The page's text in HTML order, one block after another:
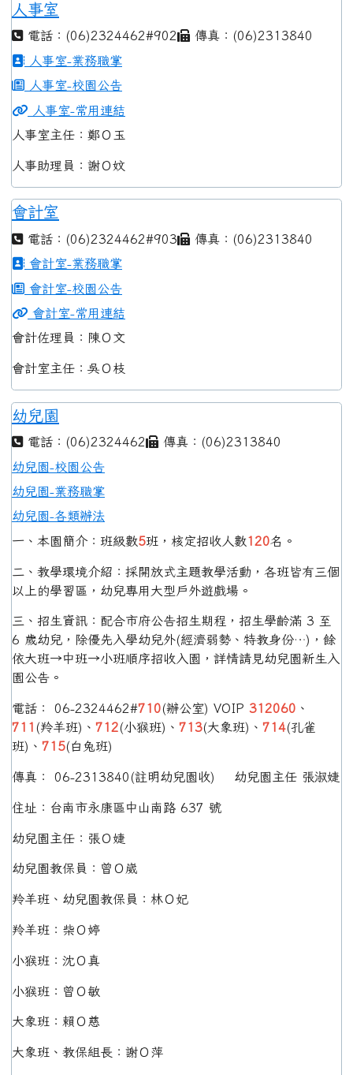
人事室
電話：(06)2324462#902
傳真：(06)2313840
人事室-業務職掌
人事室-校園公告
人事室-常用連結
人事室主任：鄭Ｏ玉
人事助理員：謝Ｏ妏
會計室
電話：(06)2324462#903
傳真：(06)2313840
會計室-業務職掌
會計室-校園公告
會計室-常用連結
會計佐理員：陳Ｏ文
會計室主任：吳Ｏ枝
幼兒園
電話：(06)2324462
傳真：(06)2313840
幼兒園-校園公告
幼兒園-業務職掌
幼兒園-各類辦法
一、本園簡介：班級數5班，核定招收人數120名。
二、教學環境介紹：採開放式主題教學活動，各班皆有三個
以上的學習區，幼兒專用大型戶外遊戲場。
三、招生資訊：配合市府公告招生期程，招生學齡滿 3 至
6 歲幼兒，除優先入學幼兒外(經濟弱勢、特教身份…)，餘
依大班→中班→小班順序招收入園，詳情請見幼兒園新生入
園公告。
電話： 06-2324462#710(辦公室) VOIP 312060 、
711 (羚羊班)、 712(小猴班)、 713(大象班)、 714(孔雀
班)、 715(白兔班)
傳真： 06-2313840(註明幼兒園收) 幼兒園主任 張淑婕
住址：台南市永康區中山南路 637 號
幼兒園主任：張Ｏ婕
幼兒園教保員：曾Ｏ崴
羚羊班、幼兒園教保員：林Ｏ妃
羚羊班：柴Ｏ婷
小猴班：沈Ｏ真
小猴班：曾Ｏ敏
大象班：賴Ｏ慈
大象班、教保組長：謝Ｏ萍